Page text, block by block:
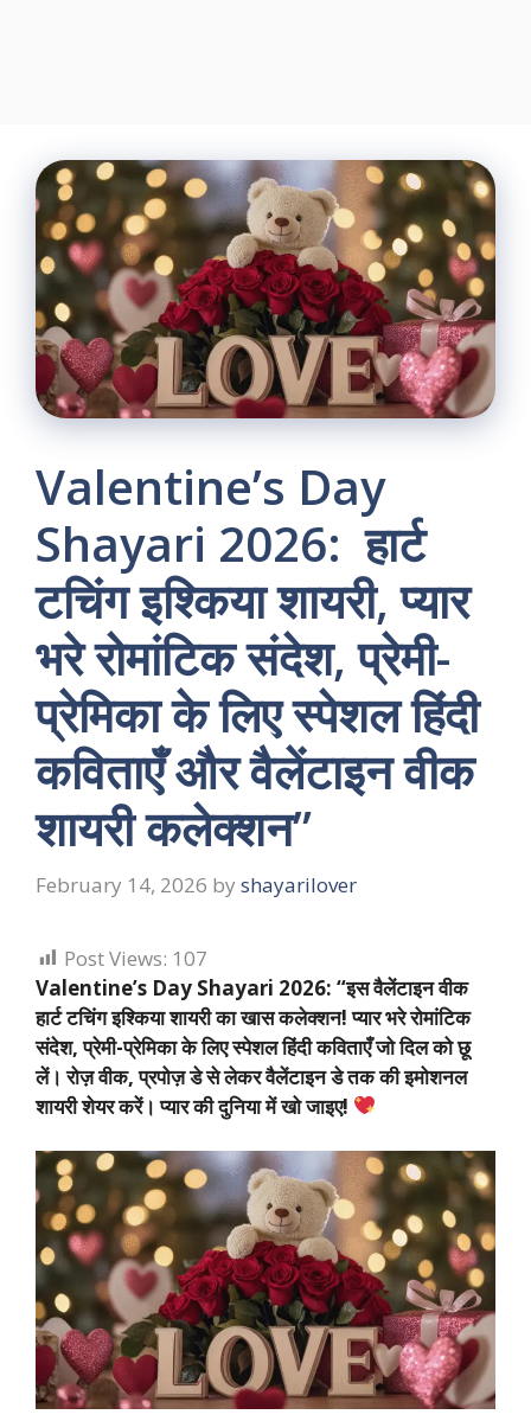
Valentine’s Day
Shayari 2026: हार्ट
टचिंग इश्किया शायरी, प्यार
भरे रोमांटिक संदेश, प्रेमी-
प्रेमिका के लिए स्पेशल हिंदी
कविताएँ और वैलेंटाइन वीक
शायरी कलेक्शन”
February 14, 2026 by shayarilover
Post Views: 107
Valentine’s Day Shayari 2026: “इस वैलेंटाइन वीक
हार्ट टचिंग इश्किया शायरी का खास कलेक्शन! प्यार भरे रोमांटिक
संदेश, प्रेमी-प्रेमिका के लिए स्पेशल हिंदी कविताएँ जो दिल को छू
लें। रोज़ वीक, प्रपोज़ डे से लेकर वैलेंटाइन डे तक की इमोशनल
शायरी शेयर करें। प्यार की दुनिया में खो जाइए!